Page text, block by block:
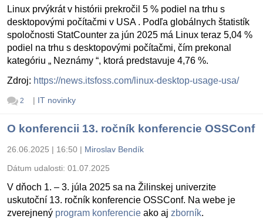
Linux prvýkrát v histórii prekročil 5 % podiel na trhu s
desktopovými počítačmi v USA . Podľa globálnych štatistík
spoločnosti StatCounter za jún 2025 má Linux teraz 5,04 %
podiel na trhu s desktopovými počítačmi, čím prekonal
kategóriu „ Neznámy “, ktorá predstavuje 4,76 %.
Zdroj: https://news.itsfoss.com/linux-desktop-usage-usa/
2 | IT novinky
O konferencii 13. ročník konferencie OSSConf
26.06.2025 | 16:50 | Miroslav Bendík
Dátum udalosti: 01.07.2025
V dňoch 1. – 3. júla 2025 sa na Žilinskej univerzite
uskutoční 13. ročník konferencie OSSConf. Na webe je
zverejnený program konferencie ako aj zborník.